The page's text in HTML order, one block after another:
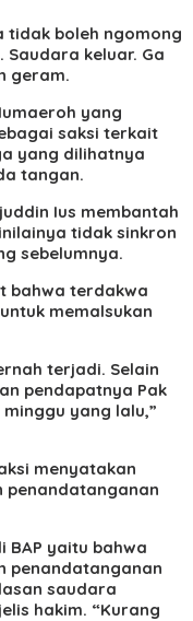
tidak boleh ngomong
keluar. Ga
geram.
yang
saksi terkait
yang dilihatnya
tangan.
Ius membantah
tidak sinkron
sebelumnya.
bahwa terdakwa
memalsukan
terjadi. Selain
pendapatnya Pak
yang lalu,”
menyatakan
BAP yaitu bahwa
penandatanganan
saudara
hakim. “Kurang